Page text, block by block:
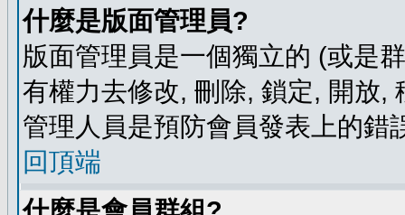
什麼是版面管理員?
版面管理員是一個獨立的 (或是
有權力去修改, 刪除, 鎖定, 開放,
管理人員是預防會員發表上的錯
回頂端